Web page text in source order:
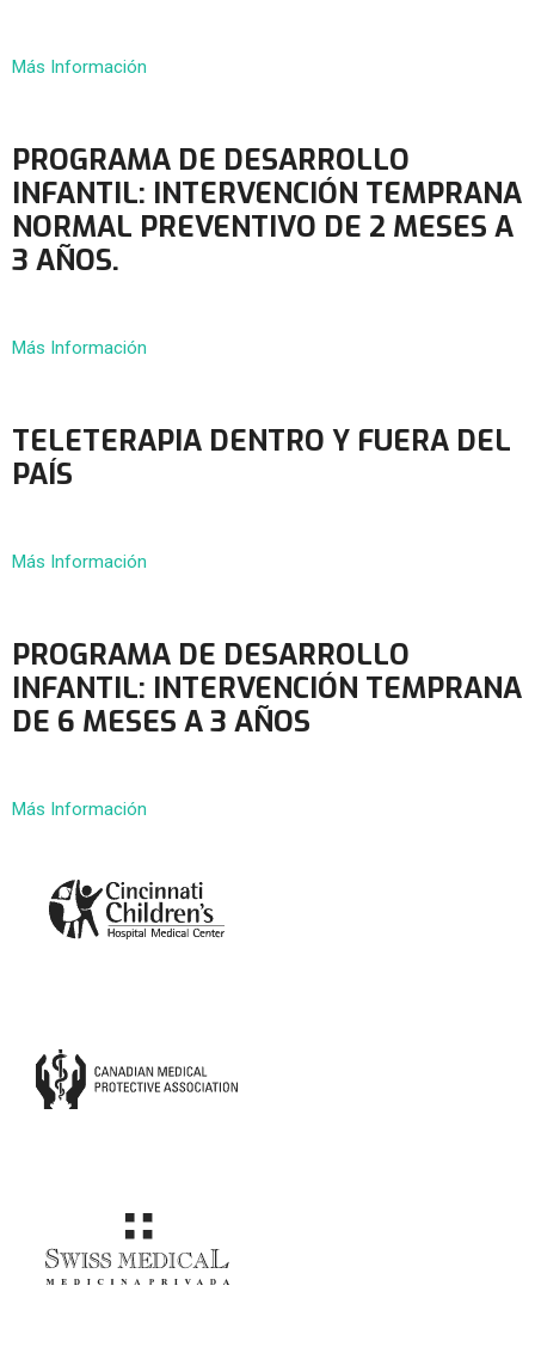
Más Información
PROGRAMA DE DESARROLLO
INFANTIL: INTERVENCIÓN TEMPRANA
NORMAL PREVENTIVO DE 2 MESES A
3 AÑOS.
Más Información
TELETERAPIA DENTRO Y FUERA DEL
PAÍS
Más Información
PROGRAMA DE DESARROLLO
INFANTIL: INTERVENCIÓN TEMPRANA
DE 6 MESES A 3 AÑOS
Más Información